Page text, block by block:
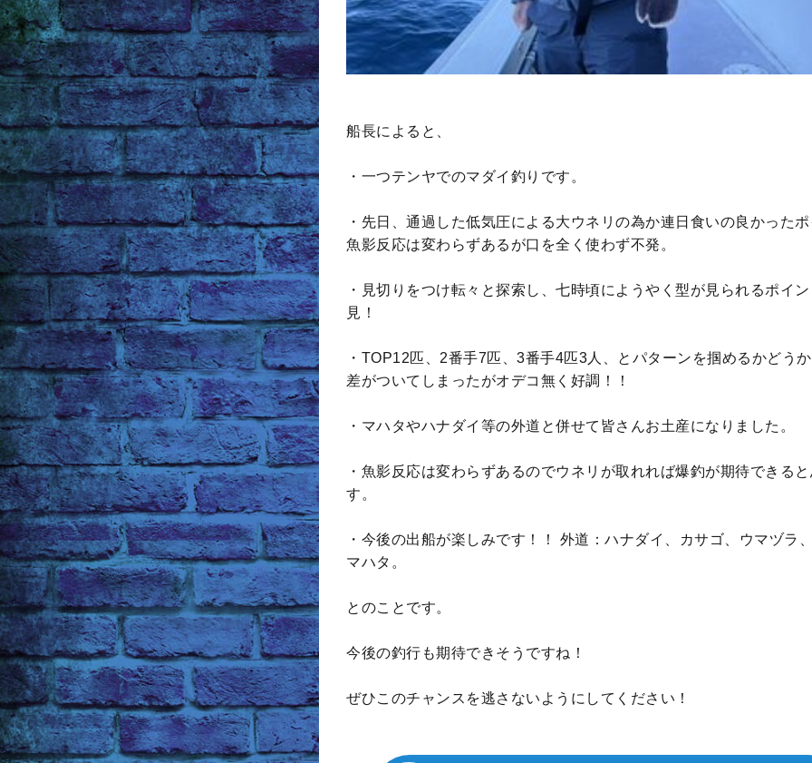
船長によると、
・一つテンヤでのマダイ釣りです。
・先日、通過した低気圧による大ウネリの為か連日食いの良かった
魚影反応は変わらずあるが口を全く使わず不発。
・見切りをつけ転々と探索し、七時頃にようやく型が見られるポイ
見！
・TOP12匹、2番手7匹、3番手4匹3人、とパターンを掴めるかどう
差がついてしまったがオデコ無く好調！！
・マハタやハナダイ等の外道と併せて皆さんお土産になりました。
・魚影反応は変わらずあるのでウネリが取れれば爆釣が期待できる
す。
・今後の出船が楽しみです！！ 外道：ハナダイ、カサゴ、ウマヅラ
マハタ。
とのことです。
今後の釣行も期待できそうですね！
ぜひこのチャンスを逃さないようにしてください！